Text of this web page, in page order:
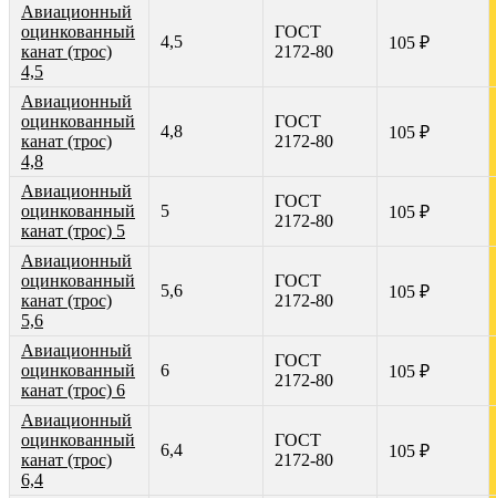
Авиационный
оцинкованный
канат (трос)
4,5
4,5
ГОСТ
2172-80
105 ₽
Авиационный
оцинкованный
канат (трос)
4,8
4,8
ГОСТ
2172-80
105 ₽
Авиационный
оцинкованный
канат (трос) 5
5
ГОСТ
2172-80
105 ₽
Авиационный
оцинкованный
канат (трос)
5,6
5,6
ГОСТ
2172-80
105 ₽
Авиационный
оцинкованный
канат (трос) 6
6
ГОСТ
2172-80
105 ₽
Авиационный
оцинкованный
канат (трос)
6,4
6,4
ГОСТ
2172-80
105 ₽